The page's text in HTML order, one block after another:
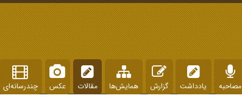
مصاحبه یادداشت گزارش همایش‌ها مقالات عکس چندرسانه‌ای